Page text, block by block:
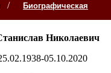
/
Биографическая
Николаевич
05.10.2020